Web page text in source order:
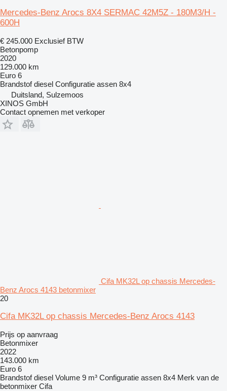
Mercedes-Benz Arocs 8X4 SERMAC 42M5Z - 180M3/H -
600H
€ 245.000 Exclusief BTW
Betonpomp
2020
129.000 km
Euro 6
Brandstof diesel Configuratie assen 8x4
Duitsland, Sulzemoos
XINOS GmbH
Contact opnemen met verkoper
Cifa MK32L op chassis Mercedes-
Benz Arocs 4143 betonmixer
20
Cifa MK32L op chassis Mercedes-Benz Arocs 4143
Prijs op aanvraag
Betonmixer
2022
143.000 km
Euro 6
Brandstof diesel Volume 9 m³ Configuratie assen 8x4 Merk van de
betonmixer Cifa